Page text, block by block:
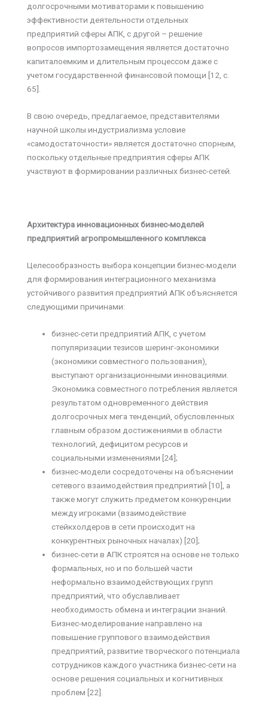
долгосрочными мотиваторами к повышению
эффективности деятельности отдельных
предприятий сферы АПК, с другой – решение
вопросов импортозамещения является достаточно
капиталоемким и длительным процессом даже с
учетом государственной финансовой помощи [12, c.
65].
В свою очередь, предлагаемое, представителями
научной школы индустриализма условие
«самодостаточности» является достаточно спорным,
поскольку отдельные предприятия сферы АПК
участвуют в формировании различных бизнес-сетей.
Архитектура инновационных бизнес-моделей
предприятий агропромышленного комплекса
Целесообразность выбора концепции бизнес-модели
для формирования интеграционного механизма
устойчивого развития предприятий АПК объясняется
следующими причинами:
бизнес-сети предприятий АПК, с учетом
популяризации тезисов шеринг-экономики
(экономики совместного пользования),
выступают организационными инновациями.
Экономика совместного потребления является
результатом одновременного действия
долгосрочных мега тенденций, обусловленных
главным образом достижениями в области
технологий, дефицитом ресурсов и
социальными изменениями [24];
бизнес-модели сосредоточены на объяснении
сетевого взаимодействия предприятий [10], а
также могут служить предметом конкуренции
между игроками (взаимодействие
стейкхолдеров в сети происходит на
конкурентных рыночных началах) [20];
бизнес-сети в АПК строятся на основе не только
формальных, но и по большей части
неформально взаимодействующих групп
предприятий, что обуславливает
необходимость обмена и интеграции знаний.
Бизнес-моделирование направлено на
повышение группового взаимодействия
предприятий, развитие творческого потенциала
сотрудников каждого участника бизнес-сети на
основе решения социальных и когнитивных
проблем [22].